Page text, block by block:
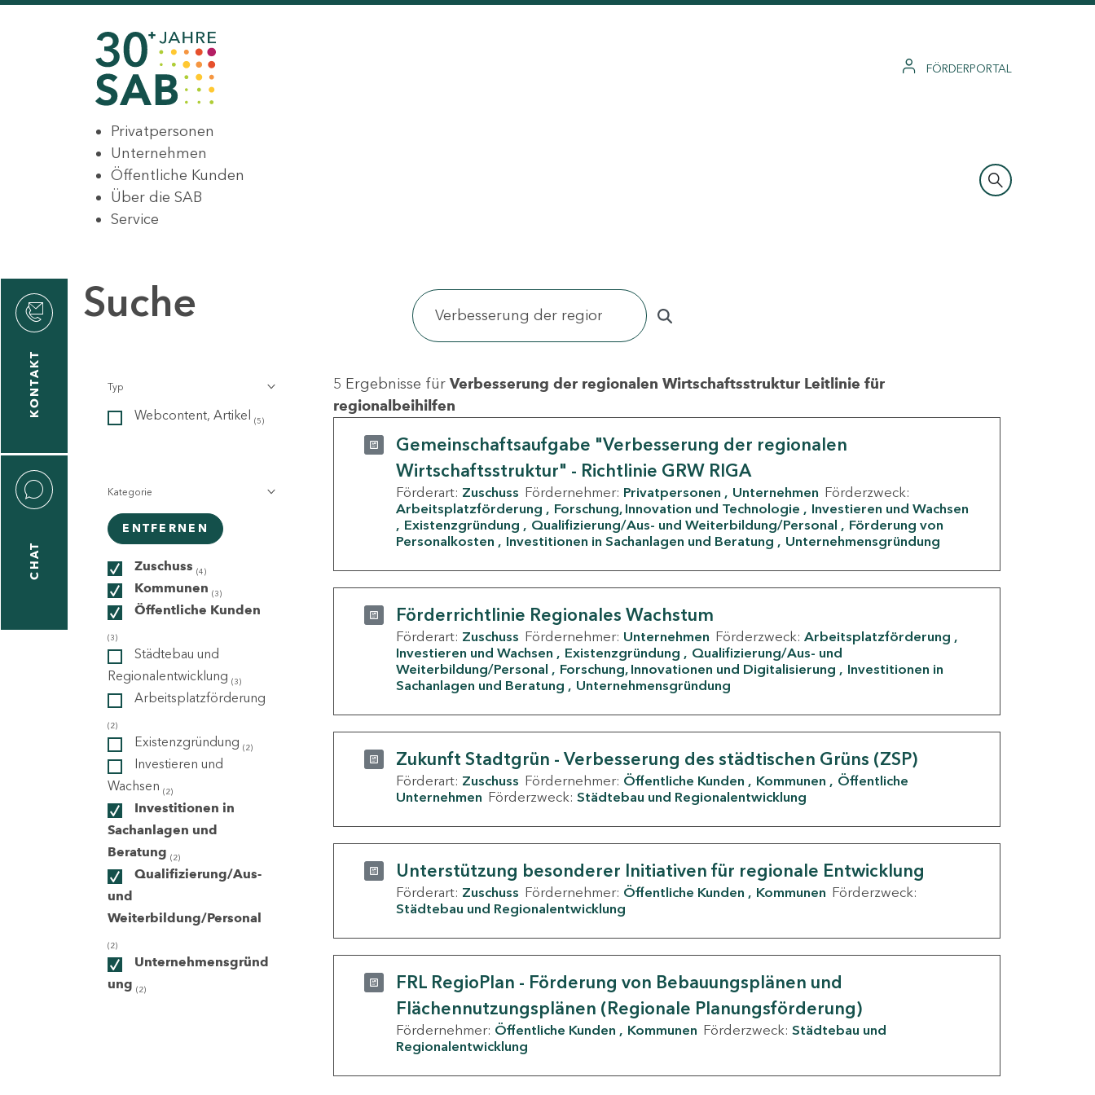
FÖRDERPORTAL
Privatpersonen
Unternehmen
Öffentliche Kunden
Über die SAB
Service
KONTAKT
CHAT
Suche
Typ
Webcontent, Artikel (5)
Kategorie
ENTFERNEN
Zuschuss (4)
Kommunen (3)
Öffentliche Kunden
(3)
Städtebau und
Regionalentwicklung (3)
Arbeitsplatzförderung
(2)
Existenzgründung (2)
Investieren und
Wachsen (2)
Investitionen in
Sachanlagen und
Beratung (2)
Qualifizierung/Aus-
und
Weiterbildung/Personal
(2)
Unternehmensgründ
ung (2)
5 Ergebnisse für Verbesserung der regionalen Wirtschaftsstruktur Leitlinie für
regionalbeihilfen
Gemeinschaftsaufgabe "Verbesserung der regionalen
Wirtschaftsstruktur" - Richtlinie GRW RIGA
Förderart: Zuschuss Fördernehmer: Privatpersonen Unternehmen Förderzweck:
Arbeitsplatzförderung
Forschung, Innovation und Technologie
Investieren und Wachsen
Existenzgründung
Qualifizierung/Aus- und Weiterbildung/Personal
Förderung von
Personalkosten
Investitionen in Sachanlagen und Beratung Unternehmensgründung
Förderrichtlinie Regionales Wachstum
Förderart: Zuschuss Fördernehmer: Unternehmen Förderzweck: Arbeitsplatzförderung
Investieren und Wachsen
Existenzgründung
Qualifizierung/Aus- und
Weiterbildung/Personal
Forschung, Innovationen und Digitalisierung
Investitionen in
Sachanlagen und Beratung
Unternehmensgründung
Zukunft Stadtgrün - Verbesserung des städtischen Grüns (ZSP)
Förderart: Zuschuss Fördernehmer: Öffentliche Kunden Kommunen
Öffentliche
Unternehmen Förderzweck: Städtebau und Regionalentwicklung
Unterstützung besonderer Initiativen für regionale Entwicklung
Förderart: Zuschuss Fördernehmer: Öffentliche Kunden Kommunen Förderzweck:
Städtebau und Regionalentwicklung
FRL RegioPlan - Förderung von Bebauungsplänen und
Flächennutzungsplänen (Regionale Planungsförderung)
Fördernehmer: Öffentliche Kunden Kommunen Förderzweck: Städtebau und
Regionalentwicklung